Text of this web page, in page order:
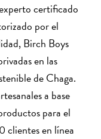
certificado
por el
Birch Boys
en las
de Chaga.
a base
para el
clientes en línea